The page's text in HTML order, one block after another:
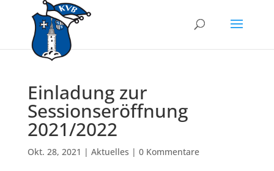
Einladung zur
Sessionseröffnung
2021/2022
Okt. 28, 2021 | Aktuelles | 0 Kommentare